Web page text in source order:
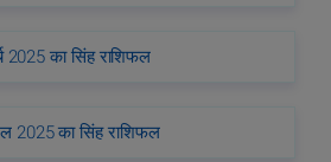
2025 का सिंह राशिफल
2025 का सिंह राशिफल